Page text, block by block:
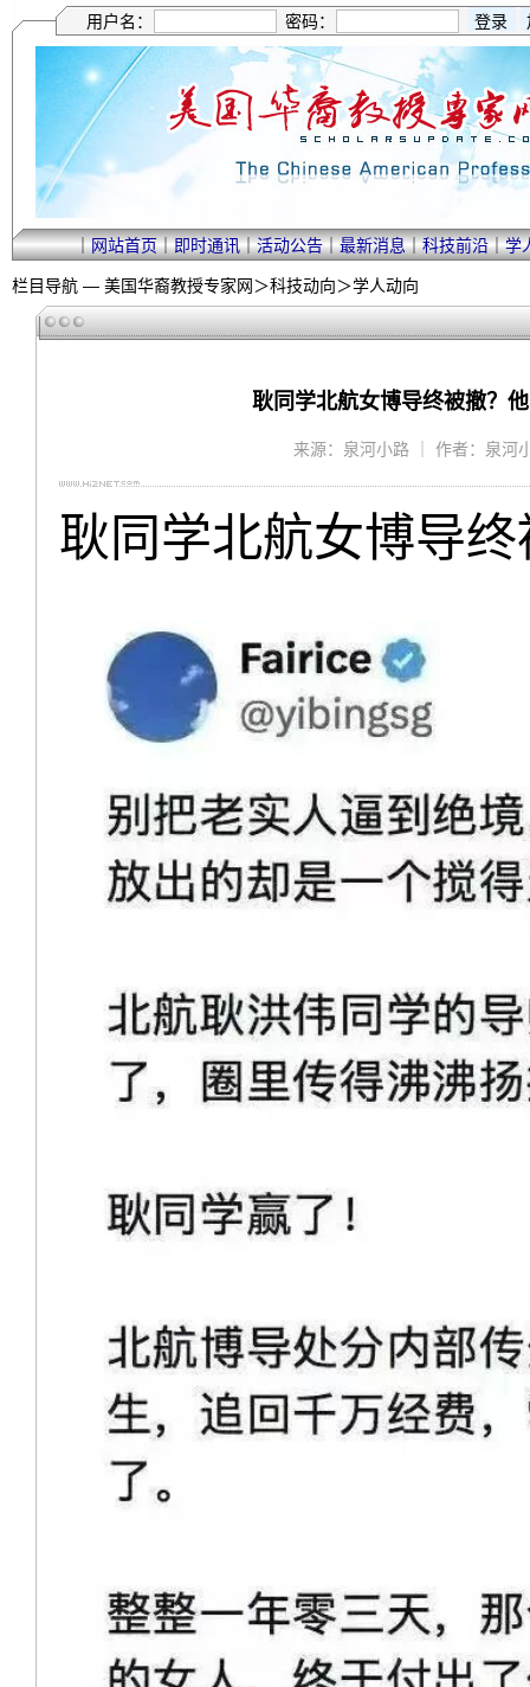
用户名： 密码：
｜网站首页｜即时通讯｜活动公告｜最新消息｜科技前沿｜学
栏目导航 — 美国华裔教授专家网＞科技动向＞学人动向
耿同学北航女博导终被撤？
来源：泉河小路 ｜ 作者：泉河
耿同学北航女博导